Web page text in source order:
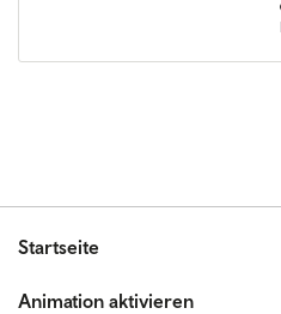
Startseite
Animation aktivieren